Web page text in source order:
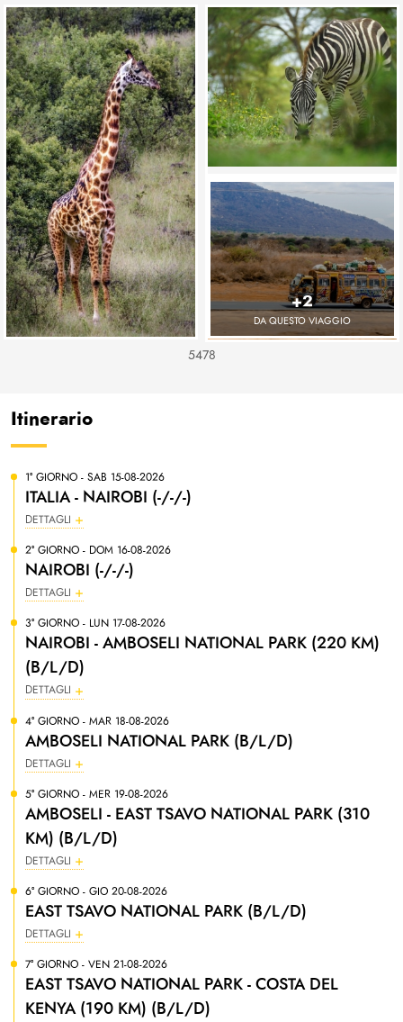
+2
DA QUESTO VIAGGIO
5478
Itinerario
1° GIORNO - SAB 15-08-2026
ITALIA - NAIROBI (-/-/-)
DETTAGLI
2° GIORNO - DOM 16-08-2026
NAIROBI (-/-/-)
DETTAGLI
3° GIORNO - LUN 17-08-2026
NAIROBI - AMBOSELI NATIONAL PARK (220 KM)
(B/L/D)
DETTAGLI
4° GIORNO - MAR 18-08-2026
AMBOSELI NATIONAL PARK (B/L/D)
DETTAGLI
5° GIORNO - MER 19-08-2026
AMBOSELI - EAST TSAVO NATIONAL PARK (310
KM) (B/L/D)
DETTAGLI
6° GIORNO - GIO 20-08-2026
EAST TSAVO NATIONAL PARK (B/L/D)
DETTAGLI
7° GIORNO - VEN 21-08-2026
EAST TSAVO NATIONAL PARK - COSTA DEL
KENYA (190 KM) (B/L/D)